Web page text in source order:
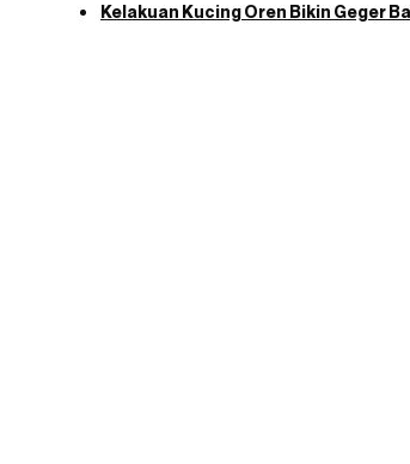
Kelakuan Kucing Oren Bikin Geger